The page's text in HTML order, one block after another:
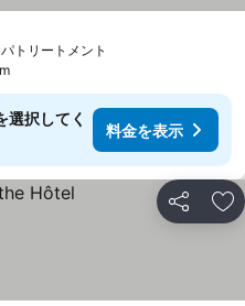
トリートメント
選択してく
料金を表示
シェア お